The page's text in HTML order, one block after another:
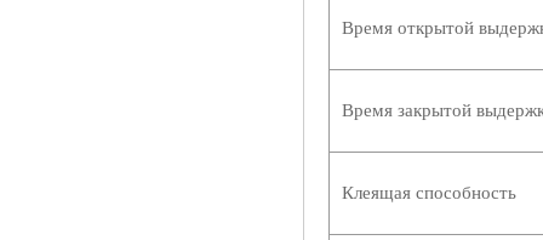
Время открытой
Время закрытой
Клеящая способность